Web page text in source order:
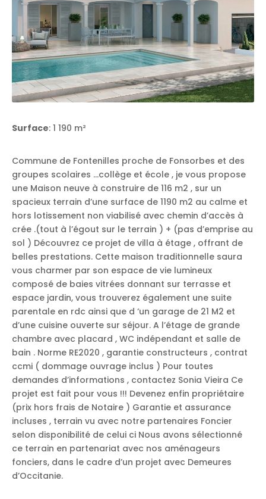
Surface: 1 190 m²
Commune de Fontenilles proche de Fonsorbes et des
groupes scolaires …collège et école , je vous propose
une Maison neuve à construire de 116 m2 , sur un
spacieux terrain d’une surface de 1190 m2 au calme et
hors lotissement non viabilisé avec chemin d’accès à
crée .(tout à l’égout sur le terrain ) + (pas d’emprise au
sol ) Découvrez ce projet de villa à étage , offrant de
belles prestations. Cette maison traditionnelle saura
vous charmer par son espace de vie lumineux
composé de baies vitrées donnant sur terrasse et
espace jardin, vous trouverez également une suite
parentale en rdc ainsi que d ‘un garage de 21 M2 et
d’une cuisine ouverte sur séjour. A l’étage de grande
chambre avec placard , WC indépendant et salle de
bain . Norme RE2020 , garantie constructeurs , contrat
ccmi ( dommage ouvrage inclus ) Pour toutes
demandes d’informations , contactez Sonia Vieira Ce
projet est fait pour vous !!! Devenez enfin propriétaire
(prix hors frais de Notaire ) Garantie et assurance
incluses , terrain vu avec notre partenaires Foncier
selon disponibilité de celui ci Nous avons sélectionné
ce terrain en partenariat avec nos aménageurs
fonciers, dans le cadre d’un projet avec Demeures
d’Occitanie.